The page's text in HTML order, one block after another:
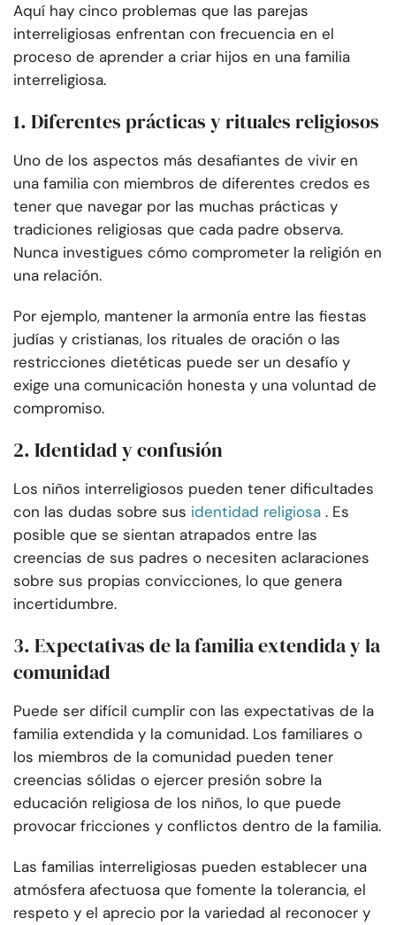
Aquí hay cinco problemas que las parejas
interreligiosas enfrentan con frecuencia en el
proceso de aprender a criar hijos en una familia
interreligiosa.
1. Diferentes prácticas y rituales religiosos
Uno de los aspectos más desafiantes de vivir en
una familia con miembros de diferentes credos es
tener que navegar por las muchas prácticas y
tradiciones religiosas que cada padre observa.
Nunca investigues cómo comprometer la religión en
una relación.
Por ejemplo, mantener la armonía entre las fiestas
judías y cristianas, los rituales de oración o las
restricciones dietéticas puede ser un desafío y
exige una comunicación honesta y una voluntad de
compromiso.
2. Identidad y confusión
Los niños interreligiosos pueden tener dificultades
con las dudas sobre sus identidad religiosa . Es
posible que se sientan atrapados entre las
creencias de sus padres o necesiten aclaraciones
sobre sus propias convicciones, lo que genera
incertidumbre.
3. Expectativas de la familia extendida y la
comunidad
Puede ser difícil cumplir con las expectativas de la
familia extendida y la comunidad. Los familiares o
los miembros de la comunidad pueden tener
creencias sólidas o ejercer presión sobre la
educación religiosa de los niños, lo que puede
provocar fricciones y conflictos dentro de la familia.
Las familias interreligiosas pueden establecer una
atmósfera afectuosa que fomente la tolerancia, el
respeto y el aprecio por la variedad al reconocer y